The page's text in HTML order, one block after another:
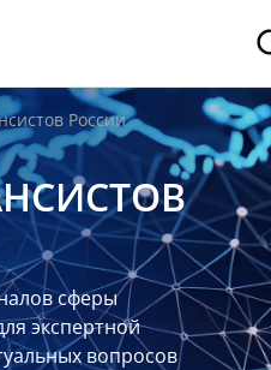
России
сферы
экспертной
вопросов